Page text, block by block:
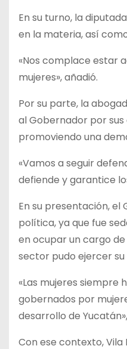
En su turno, la
en la materia, así
«Nos complace estar
mujeres», añadió.
Por su parte, la
al Gobernador por
promoviendo una
«Vamos a seguir
defiende y garantice
En su presentación,
política, ya que fue
en ocupar un cargo
sector pudo ejercer
«Las mujeres siempre
gobernados por
desarrollo de
Con ese contexto,